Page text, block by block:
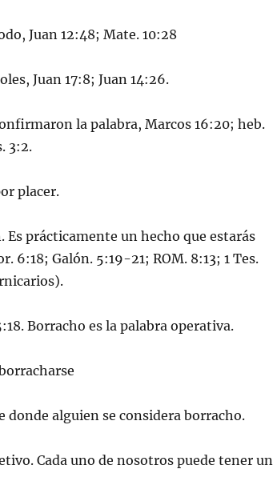
Juan 12:48; Mate. 10:28
Juan 17:8; Juan 14:26.
la palabra, Marcos 16:20; heb.
3:2.
placer.
Es prácticamente un hecho que estarás
6:18; Galón. 5:19-21; ROM. 8:13; 1 Tes.
Borracho es la palabra operativa.
donde alguien se considera borracho.
Cada uno de nosotros puede tener